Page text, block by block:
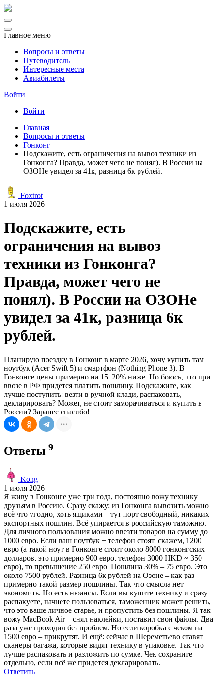
Главное меню
Вопросы и ответы
Путеводитель
Интересные места
Авиабилеты
Войти
Войти
Главная
Вопросы и ответы
Гонконг
Подскажите, есть ограничения на вывоз техники из
Гонконга? Правда, может чего не понял). В России на
ОЗОНе увидел за 41к, разница 6к рублей.
Foxtrot
1 июля 2026
Подскажите, есть
ограничения на вывоз
техники из Гонконга?
Правда, может чего не
понял). В России на ОЗОНе
увидел за 41к, разница 6к
рублей.
Планирую поездку в Гонконг в марте 2026, хочу купить там
ноутбук (Acer Swift 5) и смартфон (Nothing Phone 3). В
Гонконге цены примерно на 15–20% ниже. Но боюсь, что при
ввозе в РФ придется платить пошлину. Подскажите, как
лучше поступить: везти в ручной клади, распаковать,
декларировать? Может, не стоит заморачиваться и купить в
России? Заранее спасибо!
Ответы 9
Kong
1 июля 2026
Я живу в Гонконге уже три года, постоянно вожу технику
друзьям в Россию. Сразу скажу: из Гонконга вывозить можно
всё что угодно, хоть ящиками – тут порт свободный, никаких
экспортных пошлин. Всё упирается в российскую таможню.
Для личного пользования можно ввезти товаров на сумму до
1000 евро. Если ваш ноутбук + телефон стоят, скажем, 1200
евро (а такой ноут в Гонконге стоит около 8000 гонконгских
долларов, это примерно 900 евро, телефон 3000 HKD ~ 350
евро), то превышение 250 евро. Пошлина 30% – 75 евро. Это
около 7500 рублей. Разница 6к рублей на Озоне – как раз
примерно такой размер пошлины. Так что смысла нет
экономить. Но есть нюансы. Если вы купите технику и сразу
распакуете, начнете пользоваться, таможенник может решить,
что это ваше личное старье, и пропустить без пошлины. Я так
вожу MacBook Air – снял наклейки, поставил свои файлы. Два
раза уже проходил без проблем. Но если коробка с чеком на
1500 евро – прикрутят. И ещё: сейчас в Шереметьево ставят
сканеры багажа, которые видят технику в упаковке. Так что
лучше распаковать и разложить по сумке. Чек сохраните
отдельно, если всё же придется декларировать.
Ответить